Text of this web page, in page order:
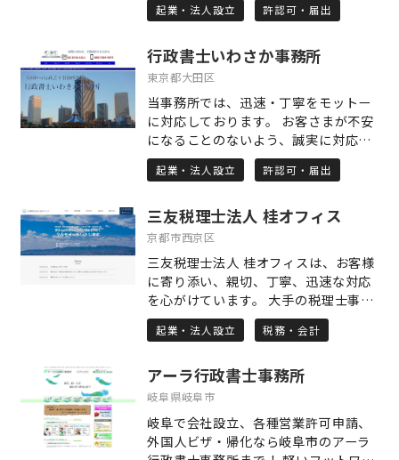
書屋としてではなく、共に悩みを分か
未来のリスクを先回り 目の前の許可取
得だけがゴールではありません。 5年
「予防法務」を徹底し、将来のトラブ
ルの芽を未然に摘み取ります。 ■ 主な
取扱業務 ・建設／インフラ関係：建設
業許可、道路使用／占用許可など ・法
人設立／事業ライセンス：会社設立、
達：契約書等作成サポート、補助金申
請など ・自動車関連手続き：車庫証
明、名義変更等 各種許認可も対応して
いますので、ご相談ください。 ■ DX
完全対応！スピーディーに全国対応可
能 当事務所は電子契約（クラウドサイ
ン）、Zoom相談、LINEでのやり取り
ご相談からご契約、進捗報告まで、事
務所にお越しいただかなくても「対面
ゼロ」ですべての手続きが完結しま
す。 お忙しい経営者様や現場に出られ
ている方、遠方のお客様にも安心して
すので、街の法律家である行政書士に
お任せください。皆様の身近な存在と
なるため、お客様のお話をじっくりと
お聞きし、目的に合った形態でお手伝
いしています。
す時、必要な許認可申請と共に資金面
でお困りの方いませんか？資金が足り
ないからといって夢を諦めそうになっ
ていませんか？そういった方々はぜひ
ご相談を。夢のため、目標のために頑
張る"あなた"の背中を押させてくださ
い。共に学び、共に成長していただけ
る方々との出会いを楽しみにしていま
す。
起業・法人設立 許認可・届出
行政書士いわさか事務所
東京都大田区
当事務所では、迅速・丁寧をモットー
に対応しております。 お客さまが不安
になることのないよう、誠実に対応し
てまいります。 取り扱い業務として
は、外国人の方のビザ申請関連を中心
得、在留資格変更や在留期間更新、更
には永住許可申請など出入国在留管理
局への届出や法務局への帰化許可申請
の手続などお手伝いさせていただきま
す。特に出入国在留管理局への届出
は、申請取次行政書士として、忙しい
お客さまに出向いていただかなくても
お手続致します。 また、日本で起業を
考える外国人の方に適切なアドバイス
をさせていただきます。他の就労ビザ
より煩雑で、わずかな不備でも不許可
となる可能性の高いものです。申請が
不許可とならないようサポート致しま
起業・法人設立 許認可・届出
三友税理士法人 桂オフィス
京都市西京区
三友税理士法人 桂オフィスは、お客様
に寄り添い、親切、丁寧、迅速な対応
を心がけています。 大手の税理士事務
所では、資格を有しない従業員が担当
者になることがあります。そうなる
される税務判断に対して、迅速な対応
ができない場合があります。 三友税理
応するので、あらゆる問題に、迅速に
対応できます。 また、得意分野は、数
起業・法人設立 税務・会計
アーラ行政書士事務所
岐阜県岐阜市
岐阜で会社設立、各種営業許可申請、
外国人ビザ・帰化なら岐阜市のアーラ